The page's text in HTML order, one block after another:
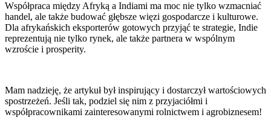
Współpraca między Afryką a Indiami ma moc nie tylko wzmacniać
handel, ale także budować głębsze więzi gospodarcze i kulturowe.
Dla afrykańskich eksporterów gotowych przyjąć te strategie, Indie
reprezentują nie tylko rynek, ale także partnera w wspólnym
wzroście i prosperity.
Mam nadzieję, że artykuł był inspirujący i dostarczył wartościowych
spostrzeżeń. Jeśli tak, podziel się nim z przyjaciółmi i
współpracownikami zainteresowanymi rolnictwem i agrobiznesem!